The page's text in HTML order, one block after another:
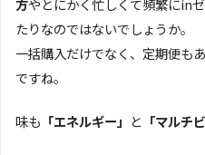
方やとにかく忙しくて頻繁にin
たりなのではないでしょうか。
一括購入だけでなく、定期便も
ですね。
味も 「エネルギー」 と 「マルチ